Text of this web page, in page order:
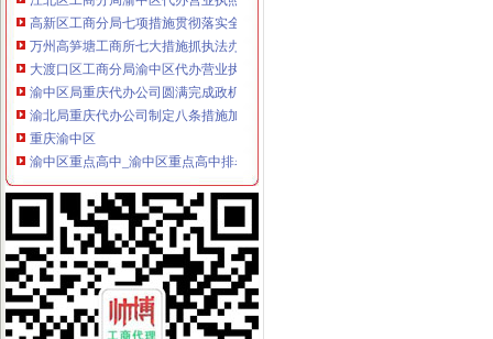
高新区工商分局七项措施贯彻落实全市渝中区工商代办食品安全监管工作会精
万州高笋塘工商所七大措施抓执法办案工作
大渡口区工商分局渝中区代办营业执照采取有效措施构建执法监管平台
渝中区局重庆代办公司圆满完成政机关与行业协会脱钩改革工作
渝北局重庆代办公司制定八条措施加食品安全监管
重庆渝中区
渝中区重点高中_渝中区重点高中排名_重点中学_重庆中考网
重庆渝中区2016年3季度选聘在编教师简章_公务员_新东方在线
重庆渝中区2017年卫生类应届高校毕业生招聘岗位
重庆代办营业执照
重庆代办尼泊尔签证_重庆尼泊尔签证代办流程383_重庆签证中介
公司是做品牌服装代理的,公司在成都办理的营业执照,在重庆设立
重庆锦钰财务咨询部：公司主营业务为代办工商执照、代理企业建账、
重庆代办公司
重庆代办汽车上户|重庆代办汽车过户|重庆代办汽车年审-重庆顺婷汽车